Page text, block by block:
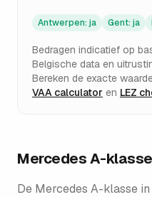
Antwerpen: ja Gent: ja
Bedragen indicatief op
Belgische data en
Bereken de exacte
VAA calculator en LEZ
Mercedes A-klasse
De Mercedes A-klasse in